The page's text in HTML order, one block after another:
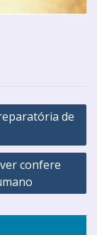
de
confere